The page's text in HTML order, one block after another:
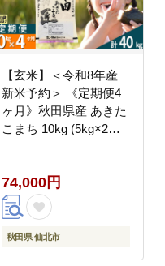
【玄米】＜令和8年産
新米予約＞ 《定期便4
ヶ月》秋田県産 あきた
こまち 10kg (5kg×2
10kg 」米 10kg 米
10kg定期便 お米定期便
玄米 あきたこまち ごは
ん 米 お米]
74,000円
秋田県 仙北市